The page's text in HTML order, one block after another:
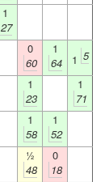
1
27
0
60
1
64
1 5
1
23
1
71
1
58
1
52
½
48
0
18